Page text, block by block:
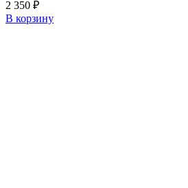
2 350 ₽
В корзину